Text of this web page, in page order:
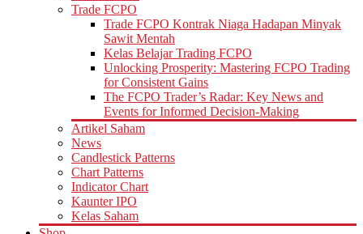
Trade FCPO
Trade FCPO Kontrak Niaga Hadapan Minyak
Sawit Mentah
Kelas Belajar Trading FCPO
Unlocking Prosperity: Mastering FCPO Trading
for Consistent Gains
The FCPO Trader’s Radar: Key News and
Events for Informed Decision-Making
Artikel Saham
News
Candlestick Patterns
Chart Patterns
Indicator Chart
Kaunter IPO
Kelas Saham